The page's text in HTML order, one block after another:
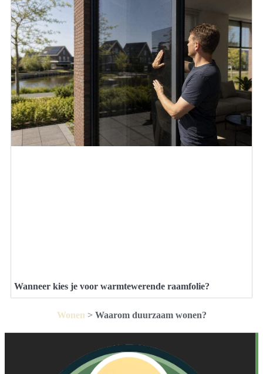
Wanneer kies je voor warmtewerende raamfolie?
Wonen > Waarom duurzaam wonen?